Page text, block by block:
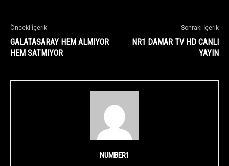
Önceki İçerik
GALATASARAY HEM ALMIYOR
HEM SATMIYOR
Sonraki İçerik
NR1 DAMAR TV HD CANLI
YAYIN
NUMBER1